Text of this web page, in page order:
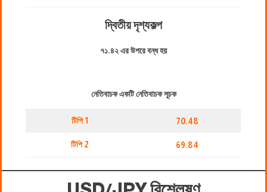
দ্বিতীয় দৃশ্যকল্প
৭১.৪২ এর উপরে বন্ধ হয়
নেতিবাচক একটি নেতিবাচক সূচক
টিপি 1 70.48
টিপি 2 69.84